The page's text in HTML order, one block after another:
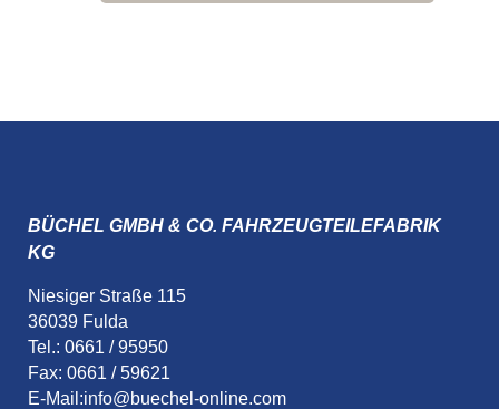
BÜCHEL GMBH & CO. FAHRZEUGTEILEFABRIK
KG
Niesiger Straße 115
36039 Fulda
Tel.: 0661 / 95950
Fax: 0661 / 59621
E-Mail:info@buechel-online.com